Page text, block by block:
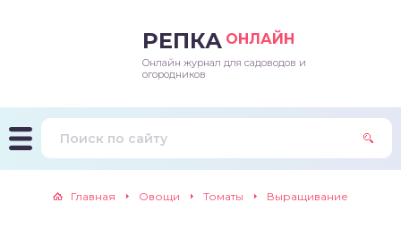
РЕПКА ОНЛАЙН
Онлайн журнал для садоводов и
огородников
Главная Овощи Томаты Выращивание
и подкормки